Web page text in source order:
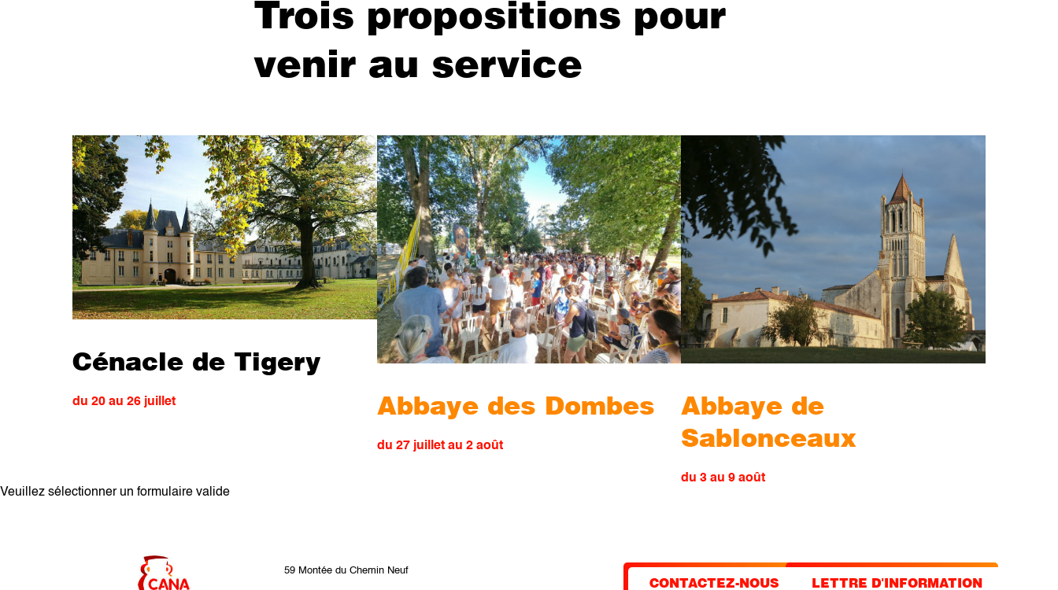
Trois propositions pour
venir au service
Cénacle de Tigery
du 20 au 26 juillet Abbaye des Dombes
du 27 juillet au 2 août
Abbaye de
Sablonceaux
du 3 au 9 août
Veuillez sélectionner un formulaire valide
59 Montée du Chemin Neuf
CONTACTEZ-NOUS LETTRE D'INFORMATION